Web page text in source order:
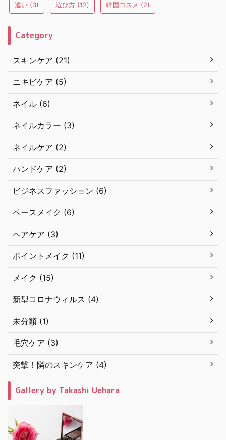
違い (3) 選び方 (12) 韓国コスメ (2)
Category
スキンケア (21)
ニキビケア (5)
ネイル (6)
ネイルカラー (3)
ネイルケア (2)
ハンドケア (2)
ビジネスファッション (6)
ベースメイク (6)
ヘアケア (3)
ポイントメイク (11)
メイク (15)
新型コロナウィルス (4)
未分類 (1)
毛穴ケア (3)
突撃！隣のスキンケア (4)
Gallery by Takashi Uehara